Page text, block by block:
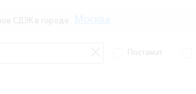
СДЭК в городе
Постамат